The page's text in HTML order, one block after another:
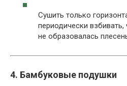
Сушить только
периодически
не образовалась
4. Бамбуковые подушки